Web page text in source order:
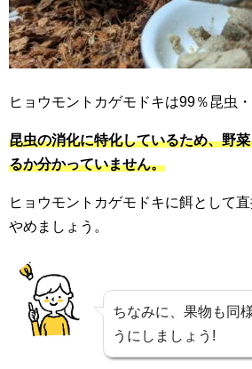
ヒョウモントカゲモドキは99％昆虫・
昆虫の消化に特化しているため、野
るか分かっていません。
ヒョウモントカゲモドキに餌として
やめましょう。
ちなみに、果物も同
うにしましょう!